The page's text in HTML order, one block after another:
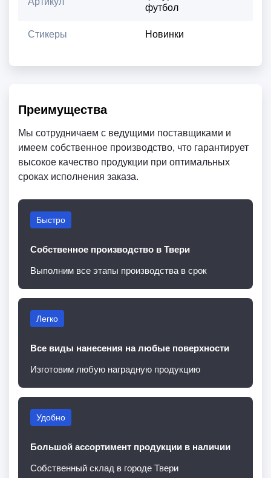
футбол
Стикеры Новинки
Преимущества
Мы сотрудничаем с ведущими поставщиками и
имеем собственное производство, что гарантирует
высокое качество продукции при оптимальных
сроках исполнения заказа.
Быстро
Собственное производство в Твери
Выполним все этапы производства в срок
Легко
Все виды нанесения на любые поверхности
Изготовим любую наградную продукцию
Удобно
Большой ассортимент продукции в наличии
Собственный склад в городе Твери